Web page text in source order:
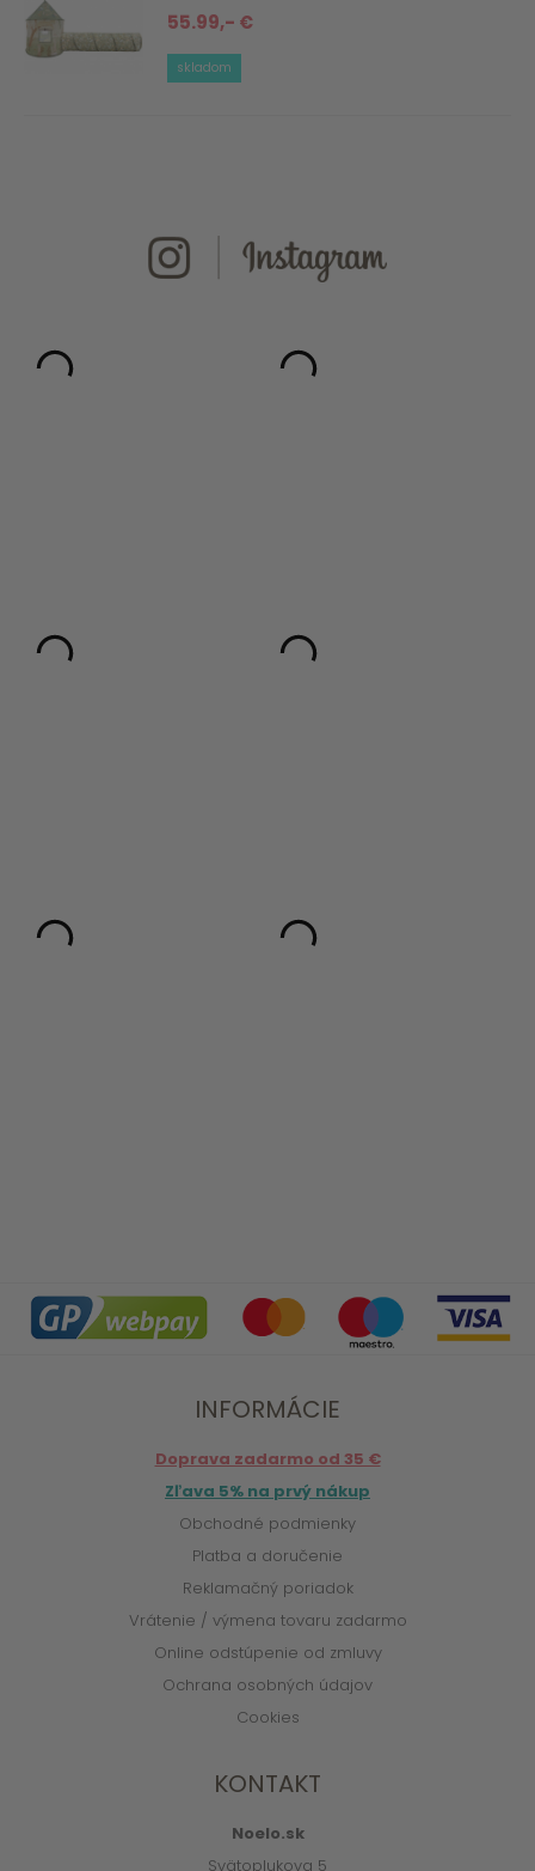
55.99,- €
skladom
INFORMÁCIE
Doprava zadarmo od 35 €
Zľava 5% na prvý nákup
Obchodné podmienky
Platba a doručenie
Reklamačný poriadok
Vrátenie / výmena tovaru zadarmo
Online odstúpenie od zmluvy
Ochrana osobných údajov
Cookies
KONTAKT
Noelo.sk
Svätoplukova 5